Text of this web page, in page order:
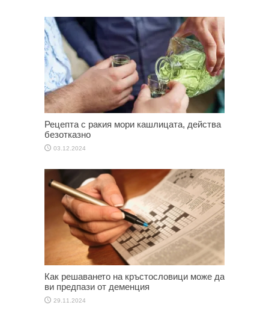
Рецепта с ракия мори кашлицата, действа
безотказно
03.12.2024
Как решаването на кръстословици може да
ви предпази от деменция
29.11.2024